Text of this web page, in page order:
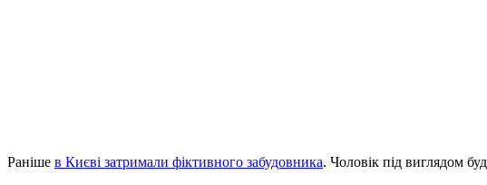
Раніше в Києві затримали фіктивного забудовника. Чоловік під виглядом